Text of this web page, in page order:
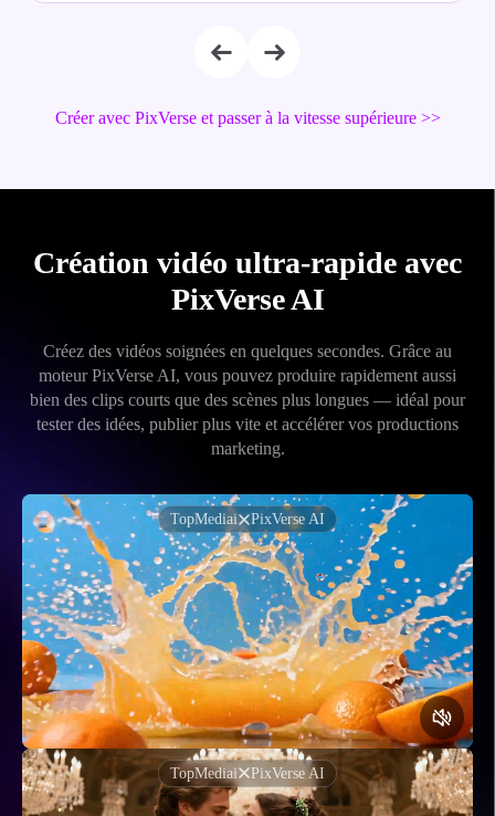
Créer avec PixVerse et passer à la vitesse supérieure >>
Création vidéo ultra-rapide avec
PixVerse AI
Créez des vidéos soignées en quelques secondes. Grâce au
moteur PixVerse AI, vous pouvez produire rapidement aussi
bien des clips courts que des scènes plus longues — idéal pour
tester des idées, publier plus vite et accélérer vos productions
marketing.
TopMediai PixVerse AI
TopMediai PixVerse AI